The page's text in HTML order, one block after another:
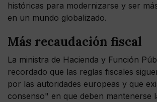
históricas para modernizarse y ser
en un mundo globalizado.
Más recaudación fiscal
La ministra de Hacienda y Función
recordado que las reglas fiscales
por las autoridades europeas y que
consenso" en que deben mantenerse